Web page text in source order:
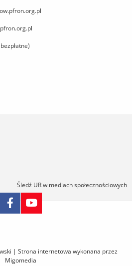
| Strona internetowa wykonana przez
Migomedia
Śledź UR w mediach społecznościowych
i
przejdź